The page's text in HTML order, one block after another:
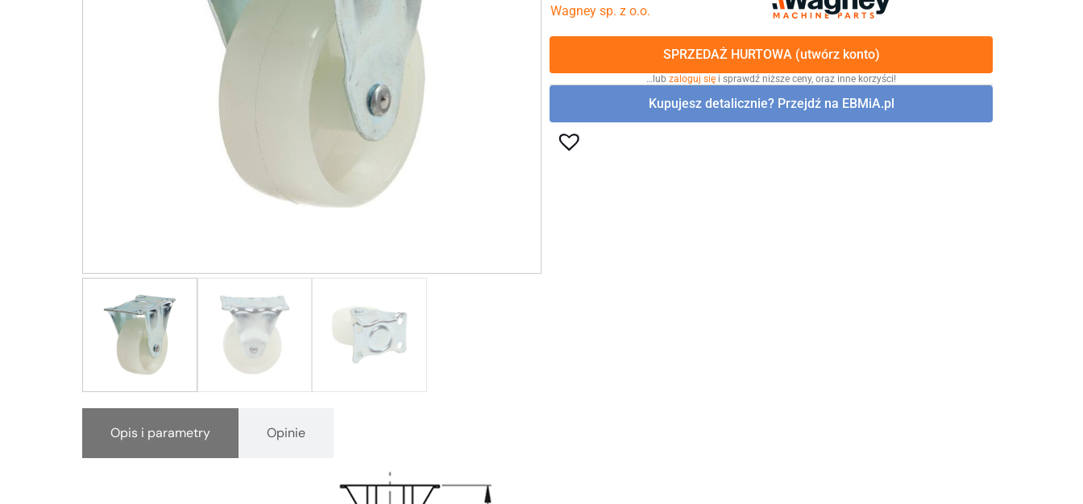
Wagney sp. z o.o.
SPRZEDAŻ HURTOWA (utwórz konto)
…lub zaloguj się i sprawdź niższe ceny, oraz inne korzyści!
Kupujesz detalicznie? Przejdź na EBMiA.pl
Opis i parametry Opinie